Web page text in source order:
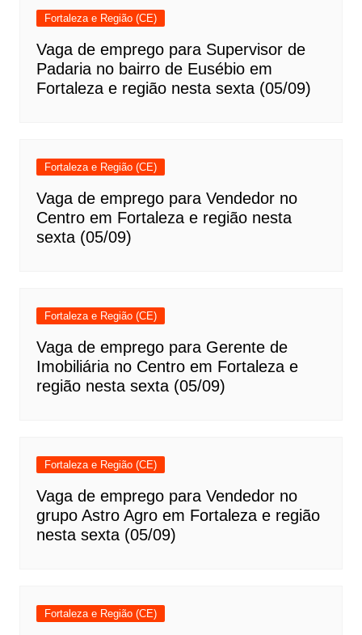
Fortaleza e Região (CE)
Vaga de emprego para Supervisor de
Padaria no bairro de Eusébio em
Fortaleza e região nesta sexta (05/09)
Fortaleza e Região (CE)
Vaga de emprego para Vendedor no
Centro em Fortaleza e região nesta
sexta (05/09)
Fortaleza e Região (CE)
Vaga de emprego para Gerente de
Imobiliária no Centro em Fortaleza e
região nesta sexta (05/09)
Fortaleza e Região (CE)
Vaga de emprego para Vendedor no
grupo Astro Agro em Fortaleza e região
nesta sexta (05/09)
Fortaleza e Região (CE)